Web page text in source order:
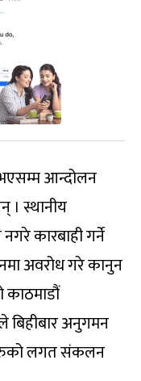
आन्दोलन
। स्थानीय
कारबाही गर्ने
अवरोध गरे कानुन
काठमाडौं
बिहीबार अनुगमन
लगत संकलन